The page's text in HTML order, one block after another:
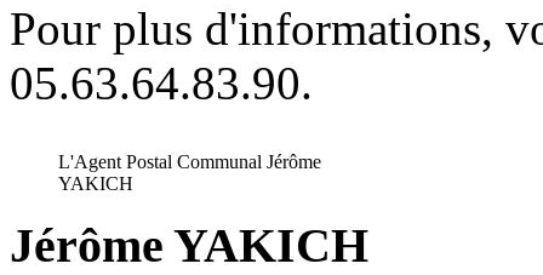
Pour plus d'informations,
05.63.64.83.90.
L'Agent Postal Communal Jérôme
YAKICH
Jérôme YAKICH